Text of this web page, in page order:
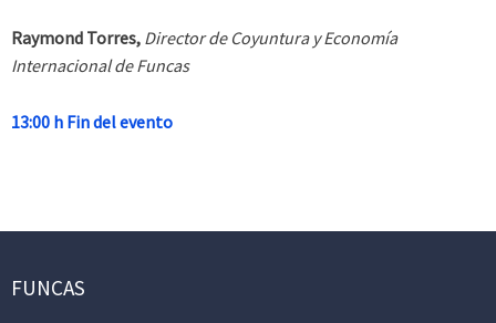
Raymond Torres, Director de Coyuntura y Economía
Internacional de Funcas
13:00 h Fin del evento
FUNCAS